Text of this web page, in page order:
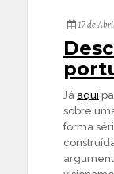
17 de
Já aqui
sobre
forma